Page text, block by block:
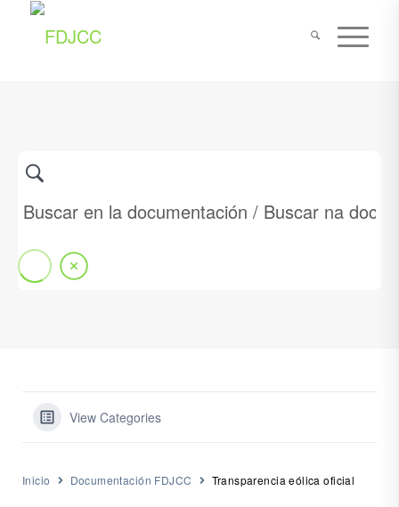
View Categories
Inicio Documentación FDJCC Transparencia eólica oficial